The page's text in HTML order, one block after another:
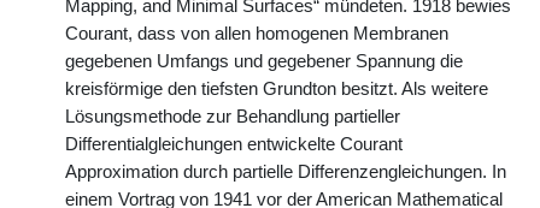
Mapping, and Minimal Surfaces“ mündeten. 1918 bewies
Courant, dass von allen homogenen Membranen
gegebenen Umfangs und gegebener Spannung die
kreisförmige den tiefsten Grundton besitzt. Als weitere
Lösungsmethode zur Behandlung partieller
Differentialgleichungen entwickelte Courant
Approximation durch partielle Differenzengleichungen. In
einem Vortrag von 1941 vor der American Mathematical